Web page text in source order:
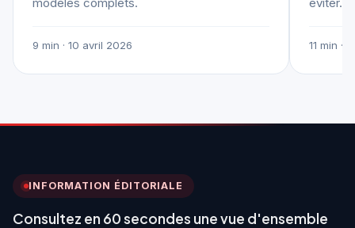
9 min · 10 avril 2026 11 min ·
INFORMATION ÉDITORIALE
Consultez en 60 secondes une vue d'ensemble